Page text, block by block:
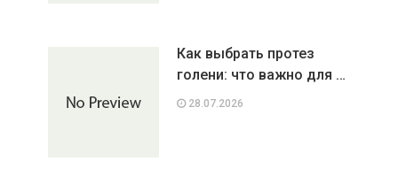
Как выбрать протез
голени: что важно для …
28.07.2026